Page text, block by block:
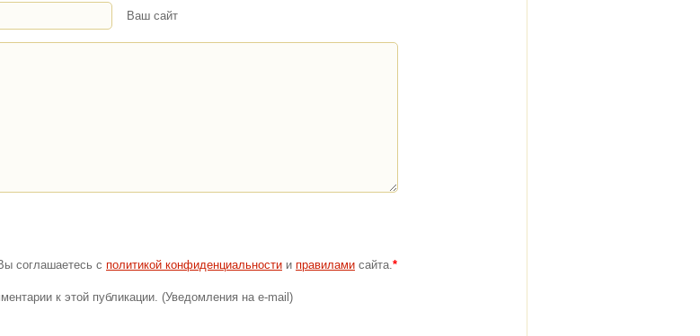
Ваш сайт
соглашаетесь с политикой конфиденциальности и правилами сайта.*
к этой публикации. (Уведомления на e-mail)